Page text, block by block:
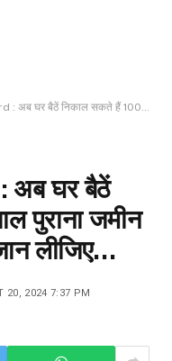
हैं 100 साल पुराना जमीन का रिकॉर्ड, जल्दी यहां जान लीजिए…
अब घर बैठें
पुराना जमीन
लीजिए…
20, 2024 7:37 PM